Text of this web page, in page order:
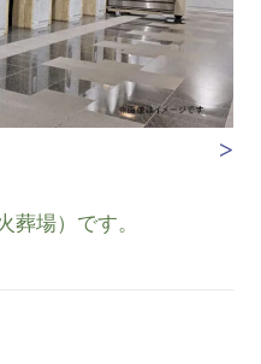
葬場）です。